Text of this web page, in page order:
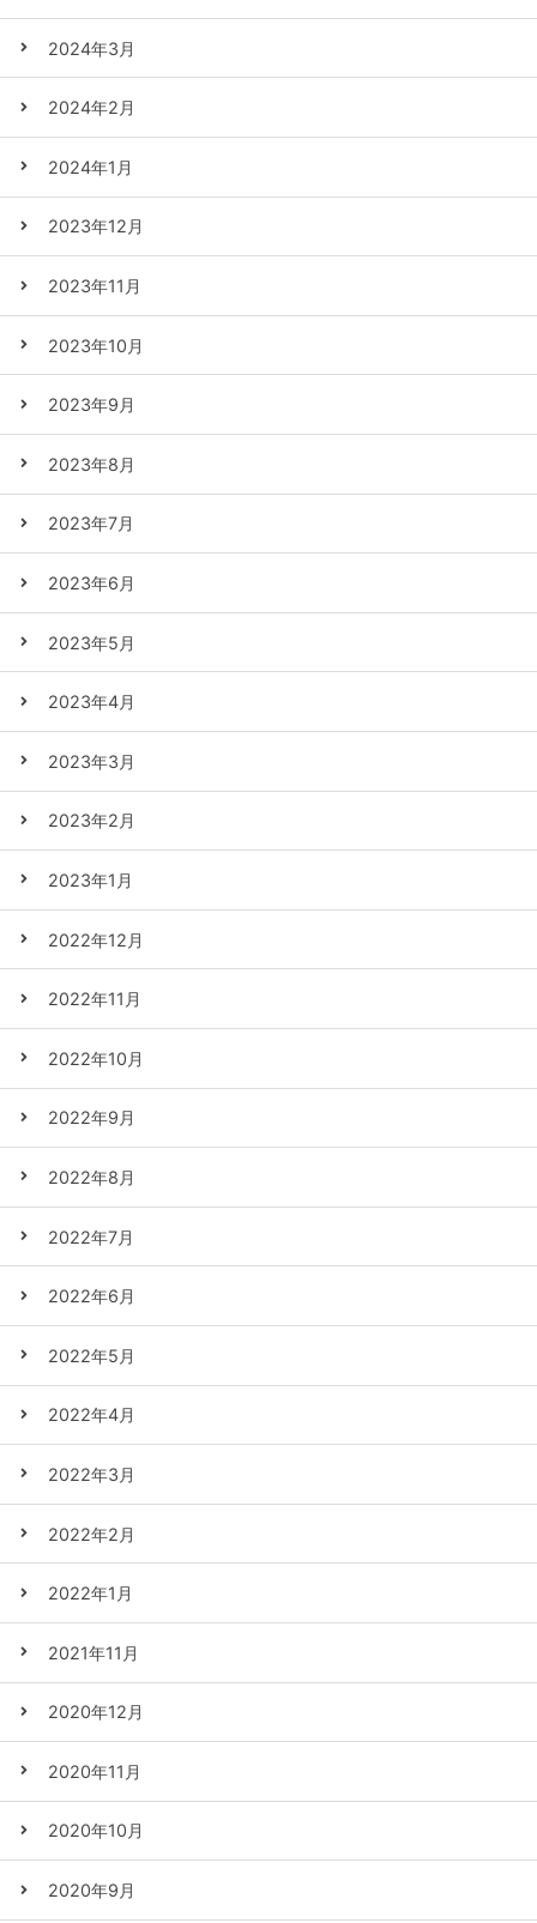
2024年3月
2024年2月
2024年1月
2023年12月
2023年11月
2023年10月
2023年9月
2023年8月
2023年7月
2023年6月
2023年5月
2023年4月
2023年3月
2023年2月
2023年1月
2022年12月
2022年11月
2022年10月
2022年9月
2022年8月
2022年7月
2022年6月
2022年5月
2022年4月
2022年3月
2022年2月
2022年1月
2021年11月
2020年12月
2020年11月
2020年10月
2020年9月